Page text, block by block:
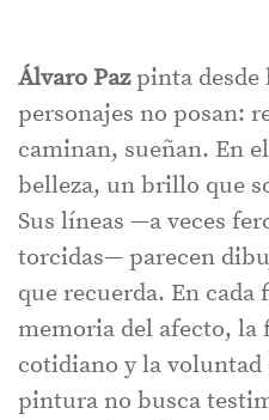
Álvaro Pazpinta desde
personajes no posan:
caminan, sueñan. En
belleza, un brillo que
Sus líneas —a veces
torcidas— parecen
que recuerda. En cada
memoria del afecto, la
cotidiano y la voluntad
pintura no busca